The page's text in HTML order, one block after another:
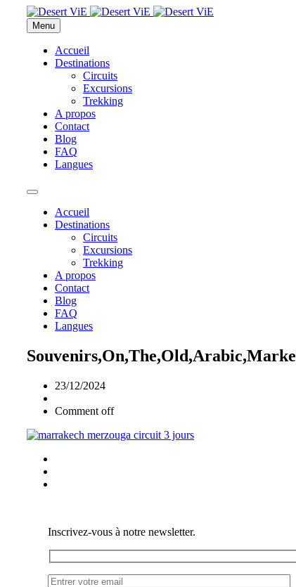
Menu
Accueil
Destinations
Circuits
Excursions
Trekking
A propos
Contact
Blog
FAQ
Langues
Accueil
Destinations
Circuits
Excursions
Trekking
A propos
Contact
Blog
FAQ
Langues
23/12/2024
Comment off
Inscrivez-vous à notre newsletter.